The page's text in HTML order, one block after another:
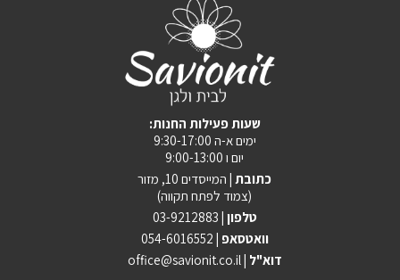
:שעות פעילות החנות
ימים א-ה 9:30-17:00
יום ו 9:00-13:00
כתובת | המייסדים 10, מזור
(צמוד לפתח תקווה)
טלפון | 03-9212883
וואטסאפ | 054-6016552
office@savionit.co.il | דוא"ל